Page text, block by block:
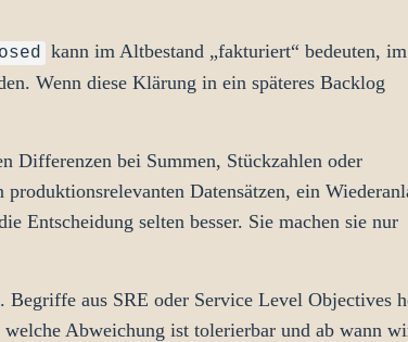
kann im Altbestand „fakturiert“ bedeuten,
Wenn diese Klärung in ein späteres Backlog
Differenzen bei Summen, Stückzahlen oder
Datensätzen, ein
Entscheidung selten besser. Sie machen sie nur
aus SRE oder Service Level Objectives
Abweichung ist tolerierbar und ab wann